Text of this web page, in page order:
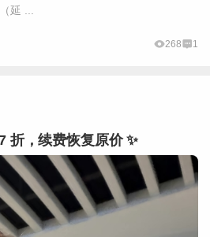
延 ...
268 1
折，续费恢复原价 ✨